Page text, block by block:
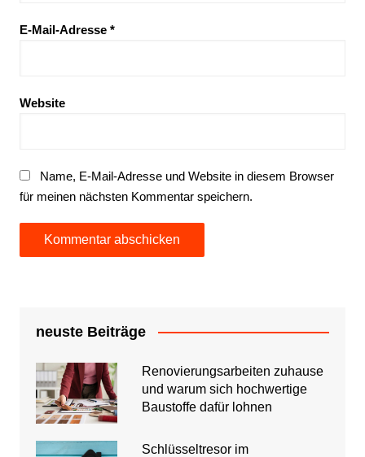
E-Mail-Adresse *
Website
Name, E-Mail-Adresse und Website in diesem Browser
für meinen nächsten Kommentar speichern.
neuste Beiträge
Renovierungsarbeiten zuhause
und warum sich hochwertige
Baustoffe dafür lohnen
Schlüsseltresor im